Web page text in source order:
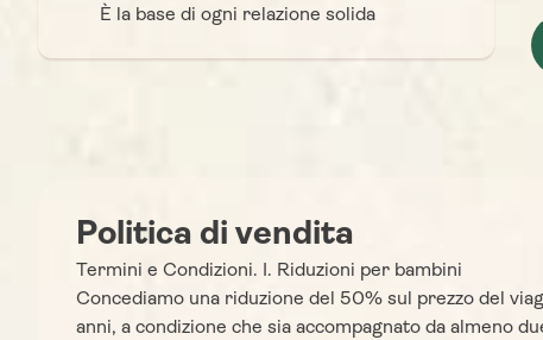
È la base di ogni relazione solida
Politica di vendita
Termini e Condizioni. I. Riduzioni per bambini
Concediamo una riduzione del 50% sul prezzo del
anni, a condizione che sia accompagnato da almeno